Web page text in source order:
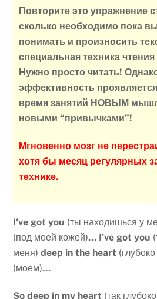
Повторите это упражнение
сколько необходимо пока
понимать и произносить
специальная техника
Нужно просто читать!
эффективность
время занятий НОВЫМ
новыми “привычками”!
Мгновенно мозг не
хотя бы месяц регулярных
технике.
I‘ve got you (ты находишься у
(под моей кожей)… I’ve got you
меня) deep in the heart
(моем)…
So deep in my heart (так